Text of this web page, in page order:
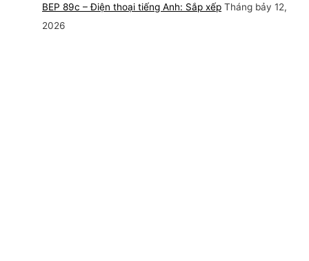
BEP 89c – Điện thoại tiếng Anh: Sắp xếp Tháng bảy 12,
2026